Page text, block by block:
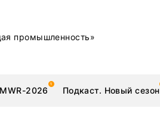
промышленность»
MWR-2026 Подкаст. Новый сезон